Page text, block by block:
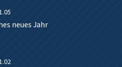
neues Jahr